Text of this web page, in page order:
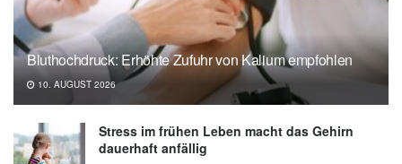
Bluthochdruck: Erhöhte Zufuhr von Kalium empfohlen
10. AUGUST 2026
Stress im frühen Leben macht das Gehirn
dauerhaft anfällig